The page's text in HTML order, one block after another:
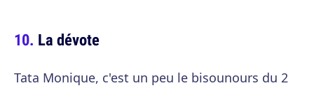
La dévote
Tata Monique, c'est un peu le bisounours du 2